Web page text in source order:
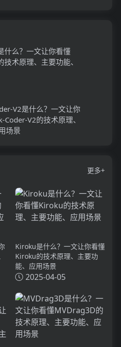
什么？一文让你看懂
术原理、主要功能、
V2是什么？一文让你
Coder-V2的技术原理、
场景
更多+
Kiroku是什么？一文让你看懂
Kiroku的技术原理、主要功
能、应用场景
2025-04-05